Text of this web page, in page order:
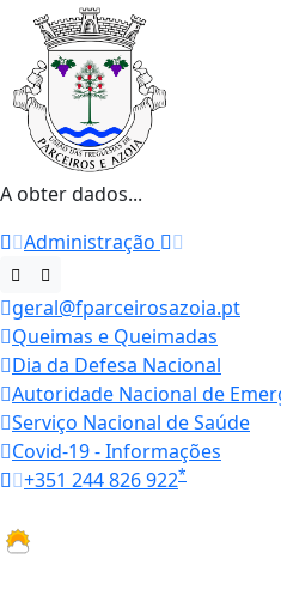
A obter dados...
Administração
geral@fparceirosazoia.pt
Queimas e Queimadas
Dia da Defesa Nacional
Autoridade Nacional de
Serviço Nacional de Saúde
Covid-19 - Informações
+351 244 826 922*